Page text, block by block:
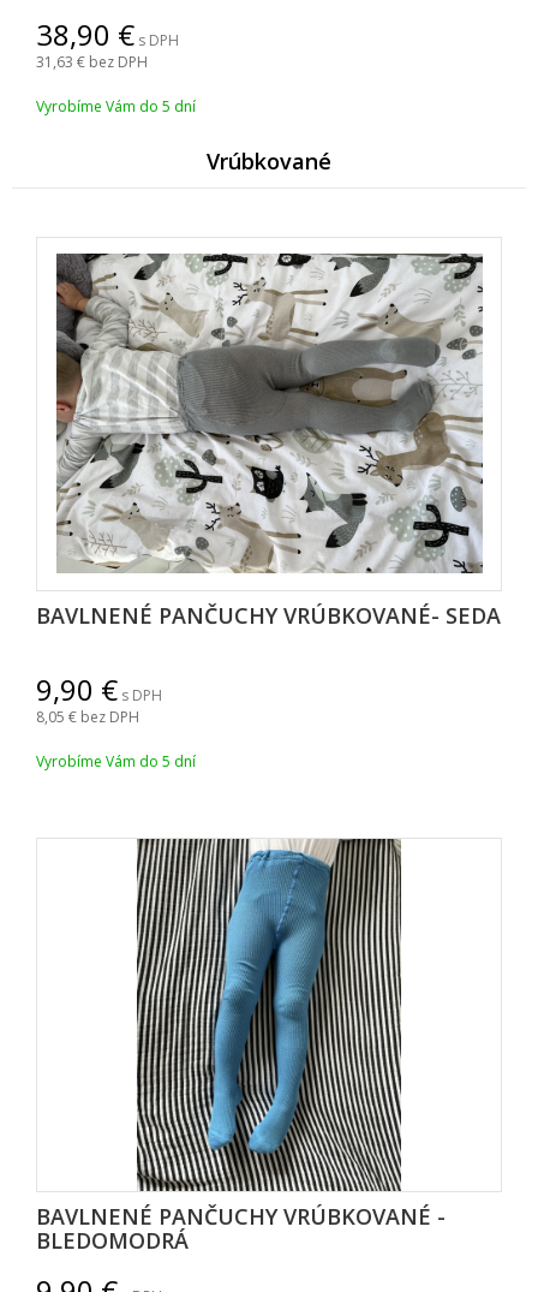
38,90
s DPH
31,63 bez DPH
Vyrobíme Vám do 5 dní
Vrúbkované
BAVLNENÉ PANČUCHY VRÚBKOVANÉ- SEDA
9,90
s DPH
8,05 bez DPH
Vyrobíme Vám do 5 dní
BAVLNENÉ PANČUCHY VRÚBKOVANÉ -
BLEDOMODRÁ